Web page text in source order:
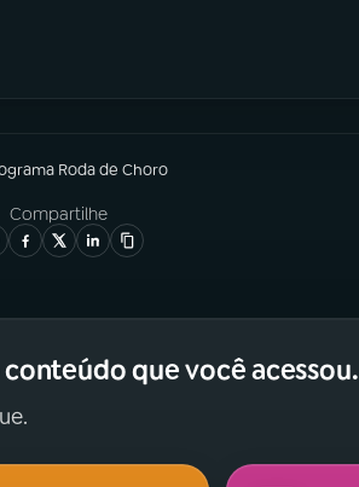
Roda de Choro
Compartilhe
que você acessou.